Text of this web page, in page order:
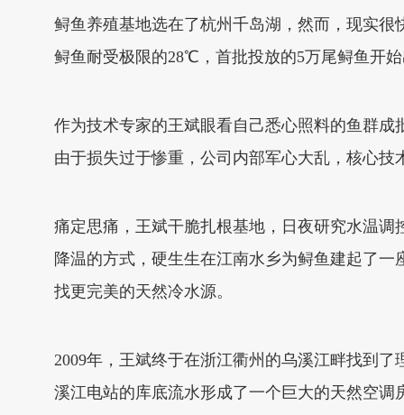
鲟鱼养殖基地选在了杭州千岛湖，然而，现实
鲟鱼耐受极限的28℃，首批投放的5万尾鲟鱼开
作为技术专家的王斌眼看自己悉心照料的鱼群
由于损失过于惨重，公司内部军心大乱，核心技
痛定思痛，王斌干脆扎根基地，日夜研究水温
降温的方式，硬生生在江南水乡为鲟鱼建起了
找更完美的天然冷水源。
2009年，王斌终于在浙江衢州的乌溪江畔找到
溪江电站的库底流水形成了一个巨大的天然空